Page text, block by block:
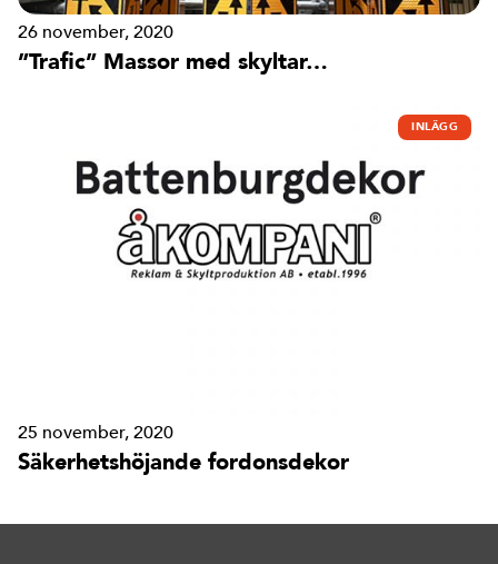
26 november, 2020
”Trafic” Massor med skyltar…
INLÄGG
25 november, 2020
Säkerhetshöjande fordonsdekor